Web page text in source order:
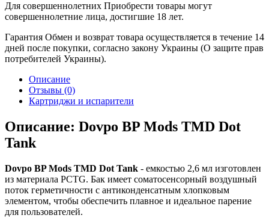
Для совершеннолетних Приобрести товары могут
совершеннолетние лица, достигшие 18 лет.
Гарантия Обмен и возврат товара осуществляется в течение 14
дней после покупки, согласно закону Украины (О защите прав
потребителей Украины).
Описание
Отзывы (0)
Картриджи и испарители
Описание: Dovpo BP Mods TMD Dot
Tank
Dovpo BP Mods TMD Dot Tank - емкостью 2,6 мл изготовлен
из материала PCTG. Бак имеет соматосенсорный воздушный
поток герметичности с антиконденсатным хлопковым
элементом, чтобы обеспечить плавное и идеальное парение
для пользователей.